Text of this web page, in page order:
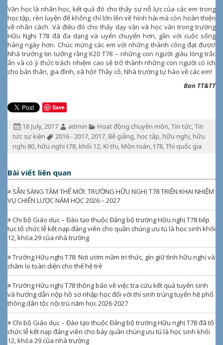
Văn học là nhân học, kết quả đó cho thấy sự nỗ lực của các em trong
học tập, rèn luyện để không chỉ lớn lên về hình hài mà còn hoàn thiện
về nhân cách. Và điều đó cho thấy dạy văn và học văn trong trường
Hữu Nghị T78 đã đa dạng và uyển chuyển hơn, gần với cuộc sống
hàng ngày hơn. Chúc mừng các em với những thành công đạt được!
Nhà trường tin tưởng rằng K20 T78 – những con người giàu lòng trắc
ẩn và có ý thức trách nhiệm cao sẽ trở thành những con người có ích
cho bản thân, gia đình, xã hội! Thầy cô, Nhà trường tự hào về các em!
Ban TT&TT
Save
Đăng
ngày:
18 July, 2017
Tác
giả:
admin
Chuyên
mục:
Hoạt động chuyên môn,Tin tức,Tin
tức sự kiện
Từ
khóa:
2016 - 2017,2017, Bế giảng, học tập, hữu nghị, hữu
nghị 80, hữu nghị t78, khối 12, Kì thi, Môn toán,t78,Thi quốc gia
Bài viết liên quan
SẴN SÀNG TÂM THẾ MỚI: TRƯỜNG HỮU NGHỊ T78 TRIỂN KHAI NHIỆM
VỤ CHIẾN LƯỢC NĂM HỌC 2026 – 2027
Chi bộ Giáo dục – Đào tạo thuộc Đảng bộ trường Hữu nghị T78 tiếp
tục tổ chức lễ kết nạp đảng viên cho quần chúng ưu tú là học sinh khối
12, khóa 29 của nhà trường
Trường Hữu nghị T78: Nơi ươm mầm tri thức, gìn giữ tình hữu nghị và
chăm lo toàn diện cho thế hệ trẻ
Trường Hữu nghị T78 thông báo về việc tra cứu kết quả tuyển sinh
và hướng dẫn nộp hồ sơ nhập học đối với thí sinh trúng tuyển hệ phổ
thông dân tộc nội trú năm học 2026-2027
Chi bộ Giáo dục – Đào tạo thuộc Đảng bộ trường Hữu nghị T78 đã tổ
chức lễ kết nạp đảng viên cho bảy quần chúng ưu tú là học sinh khối
12, khóa 29 của nhà trường